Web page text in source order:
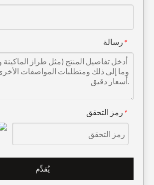
* رسالة
* رمز التحقق
يُقدِّم